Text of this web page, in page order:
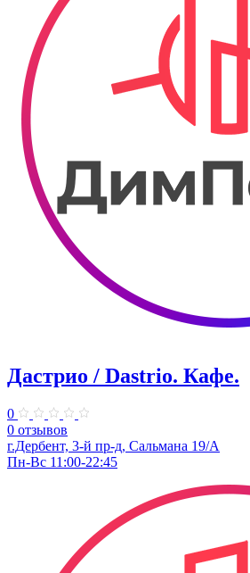
Дастрио / Dastrio. Кафе.
0
0 отзывов
г.Дербент, 3-й пр-д, Сальмана 19/А
Пн-Вс 11:00-22:45